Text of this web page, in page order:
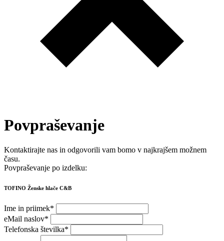
Povpraševanje
Kontaktirajte nas in odgovorili vam bomo v najkrajšem možnem
času.
Povpraševanje po izdelku:
TOFINO Ženske hlače C&B
Ime in priimek*
eMail naslov*
Telefonska številka*